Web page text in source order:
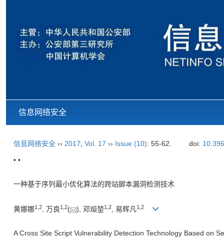
信息网络安全
信息网络安全 ›› 2017 Vol. 17 ›› Issue (10): 55-62. doi:
• •
一种基于序列最小优化算法的跨站脚本漏洞检测技术
黄娜娜1, 2, 万良1, 2( ), 邓烜堃1, 2, 易辉凡1, 2
A Cross Site Script Vulnerability Detection Technology Based on